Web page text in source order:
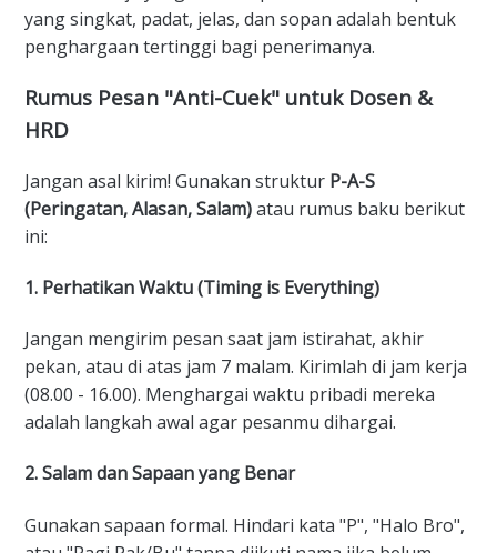
yang singkat, padat, jelas, dan sopan adalah bentuk
penghargaan tertinggi bagi penerimanya.
Rumus Pesan "Anti-Cuek" untuk Dosen &
HRD
Jangan asal kirim! Gunakan struktur P-A-S
(Peringatan, Alasan, Salam)atau rumus baku berikut
ini:
1. Perhatikan Waktu (Timing is Everything)
Jangan mengirim pesan saat jam istirahat, akhir
pekan, atau di atas jam 7 malam. Kirimlah di jam kerja
(08.00 - 16.00). Menghargai waktu pribadi mereka
adalah langkah awal agar pesanmu dihargai.
2. Salam dan Sapaan yang Benar
Gunakan sapaan formal. Hindari kata "P", "Halo Bro",